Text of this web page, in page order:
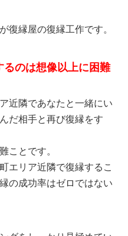
復縁屋の復縁工作です。
るのは想像以上に困難
近隣であなたと一緒にい
だ相手と再び復縁をす
ことです。
エリア近隣で復縁するこ
の成功率はゼロではない